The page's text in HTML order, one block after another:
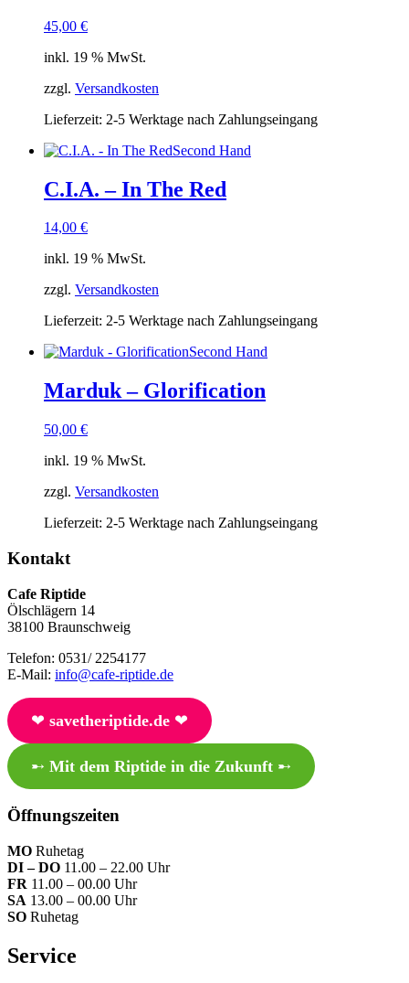
45,00 €
inkl. 19 % MwSt.
zzgl. Versandkosten
Lieferzeit: 2-5 Werktage nach Zahlungseingang
Second Hand
C.I.A. – In The Red
14,00 €
inkl. 19 % MwSt.
zzgl. Versandkosten
Lieferzeit: 2-5 Werktage nach Zahlungseingang
Second Hand
Marduk – Glorification
50,00 €
inkl. 19 % MwSt.
zzgl. Versandkosten
Lieferzeit: 2-5 Werktage nach Zahlungseingang
Kontakt
Cafe Riptide
Ölschlägern 14
38100 Braunschweig
Telefon: 0531/ 2254177
E-Mail: info@cafe-riptide.de
❤︎ savetheriptide.de❤︎
➸ Mit dem Riptide in die Zukunft➸
Öffnungszeiten
MO Ruhetag
DI – DO 11.00 – 22.00 Uhr
FR 11.00 – 00.00 Uhr
SA 13.00 – 00.00 Uhr
SO Ruhetag
Service